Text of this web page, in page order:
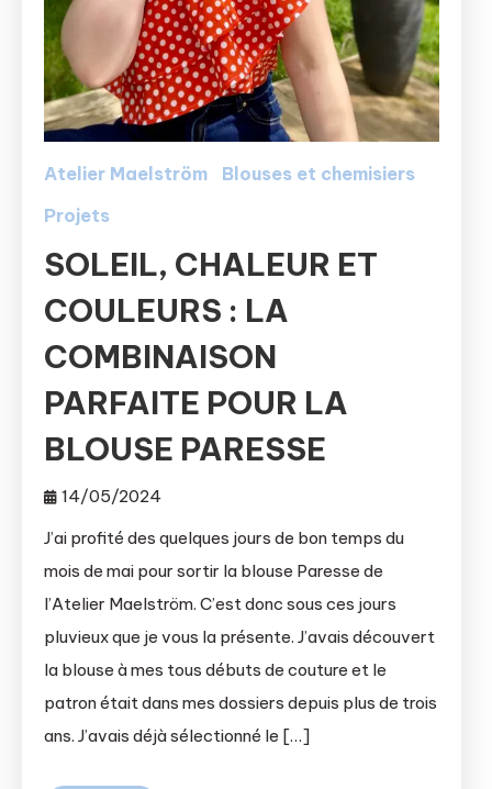
Atelier Maelström
Blouses et chemisiers
Projets
SOLEIL, CHALEUR ET
COULEURS : LA
COMBINAISON
PARFAITE POUR LA
BLOUSE PARESSE
14/05/2024
J’ai profité des quelques jours de bon temps du
mois de mai pour sortir la blouse Paresse de
l’Atelier Maelström. C’est donc sous ces jours
pluvieux que je vous la présente. J’avais découvert
la blouse à mes tous débuts de couture et le
patron était dans mes dossiers depuis plus de trois
ans. J’avais déjà sélectionné le […]